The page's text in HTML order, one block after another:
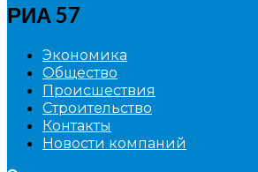
РИА 57
Экономика
Общество
Происшествия
Строительство
Контакты
Новости компаний